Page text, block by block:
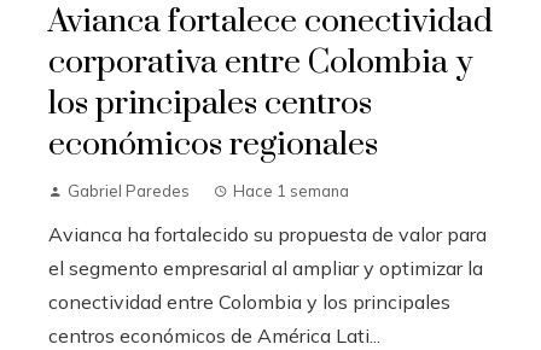
Avianca fortalece conectividad
corporativa entre Colombia y
los principales centros
económicos regionales
Gabriel Paredes Hace 1 semana
Avianca ha fortalecido su propuesta de valor para
el segmento empresarial al ampliar y optimizar la
conectividad entre Colombia y los principales
centros económicos de América Lati...